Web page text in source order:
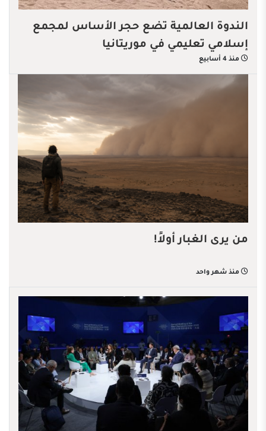
الندوة العالمية تضع حجر الأساس لمجمع
إسلامي تعليمي في موريتانيا
منذ 4 أسابيع
من يرى الغبار أولاً!
منذ شهر واحد